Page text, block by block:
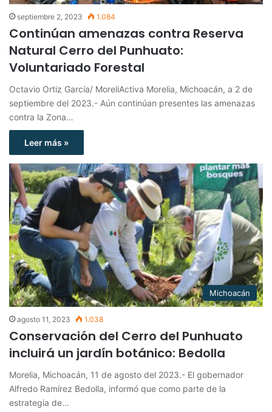
septiembre 2, 2023 1.084
Continúan amenazas contra Reserva
Natural Cerro del Punhuato:
Voluntariado Forestal
Octavio Ortiz García/ MoreliActiva Morelia, Michoacán, a 2 de
septiembre del 2023.- Aún continúan presentes las amenazas
contra la Zona…
Leer más »
Michoacán
agosto 11, 2023 1.038
Conservación del Cerro del Punhuato
incluirá un jardín botánico: Bedolla
Morelia, Michoacán, 11 de agosto del 2023.- El gobernador
Alfredo Ramírez Bedolla, informó que como parte de la
estrategia de…